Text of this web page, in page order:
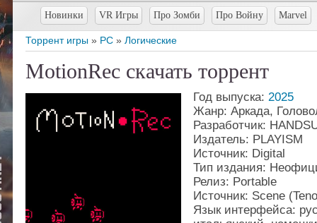
Новинки VR Игры Про Зомби Про Войну Marvel
Торрент игры » PC » Логические
MotionRec скачать торрент
Год выпуска: 2025
Жанр: Аркада,
Разработчик:
Издатель: PLAYISM
Источник: Digital
Тип издания:
Релиз: Portable
Источник: Scene
Язык интерфейса: